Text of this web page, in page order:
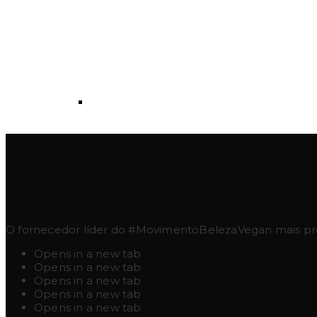
O fornecedor líder do #MovimentoBelezaVegan mais
Opens in a new tab
Opens in a new tab
Opens in a new tab
Opens in a new tab
Opens in a new tab